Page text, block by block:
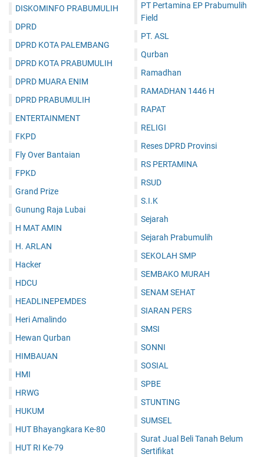
DISKOMINFO PRABUMULIH
DPRD
DPRD KOTA PALEMBANG
DPRD KOTA PRABUMULIH
DPRD MUARA ENIM
DPRD PRABUMULIH
ENTERTAINMENT
FKPD
Fly Over Bantaian
FPKD
Grand Prize
Gunung Raja Lubai
H MAT AMIN
H. ARLAN
Hacker
HDCU
HEADLINEPEMDES
Heri Amalindo
Hewan Qurban
HIMBAUAN
HMI
HRWG
HUKUM
HUT Bhayangkara Ke-80
HUT RI Ke-79
PT Pertamina EP Prabumulih
Field
PT. ASL
Qurban
Ramadhan
RAMADHAN 1446 H
RAPAT
RELIGI
Reses DPRD Provinsi
RS PERTAMINA
RSUD
S.I.K
Sejarah
Sejarah Prabumulih
SEKOLAH SMP
SEMBAKO MURAH
SENAM SEHAT
SIARAN PERS
SMSI
SONNI
SOSIAL
SPBE
STUNTING
SUMSEL
Surat Jual Beli Tanah Belum
Sertifikat